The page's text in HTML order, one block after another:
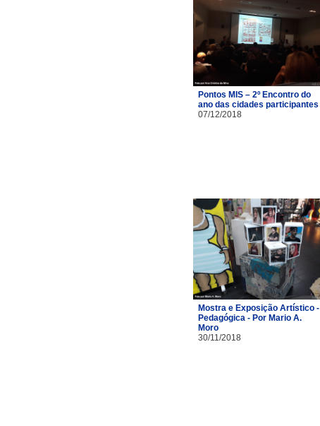
Pontos MIS – 2º Encontro do
ano das cidades participantes
07/12/2018
Mostra e Exposição Artístico -
Pedagógica - Por Mario A.
Moro
30/11/2018